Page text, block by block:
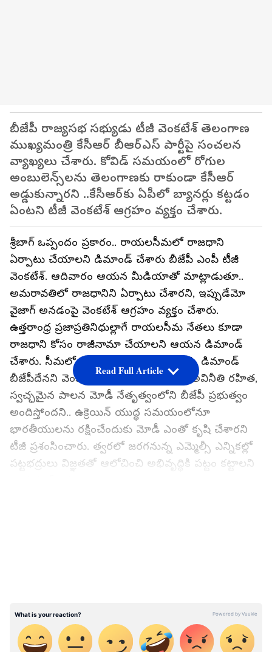
బీజేపీ రాజ్యసభ సభ్యుడు టీజీ వెంకటేశ్ తెలంగాణ
ముఖ్యమంత్రి కేసీఆర్ బీఆర్ఎస్‌ పార్టీపై సంచలన
వ్యాఖ్యలు చేశారు. కోవిడ్ సమయంలో రోగుల
అంబులెన్స్‌లను తెలంగాణకు రాకుండా కేసీఆర్
అడ్డుకున్నారని ..కేసీఆర్‌కు ఏపీలో బ్యానర్లు కట్టడం
ఏంటని టీజీ వెంకటేశ్ ఆగ్రహం వ్యక్తం చేశారు.
శ్రీబాగ్ ఒప్పందం ప్రకారం.. రాయలసీమలో రాజధాని
ఏర్పాటు చేయాలని డిమాండ్ చేశారు బీజేపీ ఎంపీ టీజీ
వెంకటేశ్. ఆదివారం ఆయన మీడియాతో మాట్లాడుతూ..
అమరావతిలో రాజధానిని ఏర్పాటు చేశారని, ఇప్పుడేమో
వైజాగ్ అనడంపై వెంకటేశ్ ఆగ్రహం వ్యక్తం చేశారు.
ఉత్తరాంధ్ర ప్రజాప్రతినిధుల్లాగే రాయలసీమ నేతలు కూడా
రాజధాని కోసం రాజీనామా చేయాలని ఆయన డిమాండ్
చేశారు. సీమలో హైకోర్టు ఏర్పాటు చేయాలన్న డిమాండ్
బీజేపీదేనని వెంకటేశ్ గుర్తుచేశారు. దేశంలో అవినీతి రహిత,
స్వచ్ఛమైన పాలన మోడీ నేతృత్వంలోని బీజేపీ ప్రభుత్వం
అందిస్తోందని.. ఉక్రెయిన్ యుద్ధ సమయంలోనూ
భారతీయులను రక్షించేందుకు మోడీ ఎంతో కృషి చేశారని
టీజీ ప్రశంసించారు. త్వరలో జరగనున్న ఎమ్మెల్సీ ఎన్నికల్లో
పట్టభద్రులు విజ్ఞతతో ఆలోచించి అభివృద్ధికి పట్టం కట్టాలని
వ్యక్తం చేశారు. కోవిడ్ సమయంలో రోగుల అంబులెన్స్‌లను
తెలంగాణకు రాకుండా కేసీఆర్ అడ్డుకున్నారని ఆయన
గుర్తుచేశారు. రాహుల్ గాంధీ ఏపీలో పర్యాటించాలంటే
Read Full Article